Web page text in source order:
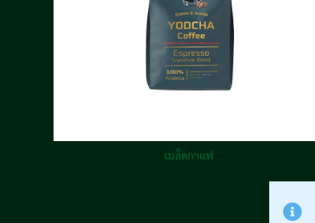
เมล็ดกาแฟ